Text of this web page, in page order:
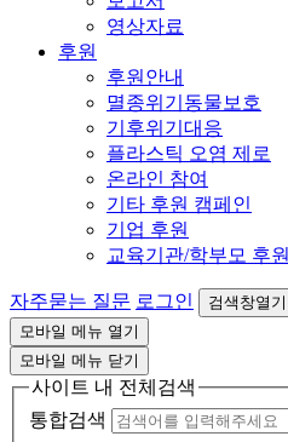
영상자료
후원
후원안내
멸종위기동물보호
기후위기대응
플라스틱 오염 제로
온라인 참여
기타 후원 캠페인
기업 후원
교육기관/학부모 후원
자주묻는 질문 로그인 검색창열기
모바일 메뉴 열기
모바일 메뉴 닫기
사이트 내 전체검색
통합검색